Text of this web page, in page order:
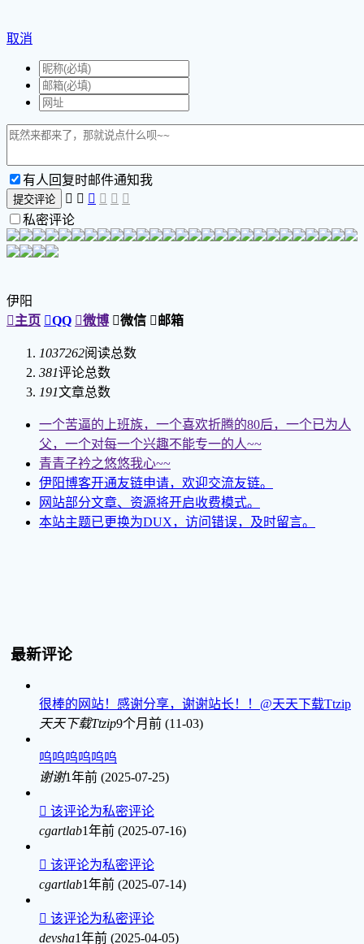
取消
有人回复时邮件通知我
提交评论      
私密评论
伊阳
主页 QQ 微博 微信 邮箱
1037262阅读总数
381评论总数
191文章总数
一个苦逼的上班族，一个喜欢折腾的80后，一个已为人
父，一个对每一个兴趣不能专一的人~~
青青子衿之悠悠我心~~
伊阳博客开通友链申请，欢迎交流友链。
网站部分文章、资源将开启收费模式。
本站主题已更换为DUX，访问错误，及时留言。
最新评论
很棒的网站！感谢分享，谢谢站长！！@天天下载Ttzip
天天下载Ttzip9个月前 (11-03)
呜呜呜呜呜呜
谢谢1年前 (2025-07-25)
 该评论为私密评论
cgartlab1年前 (2025-07-16)
 该评论为私密评论
cgartlab1年前 (2025-07-14)
 该评论为私密评论
devsha1年前 (2025-04-05)